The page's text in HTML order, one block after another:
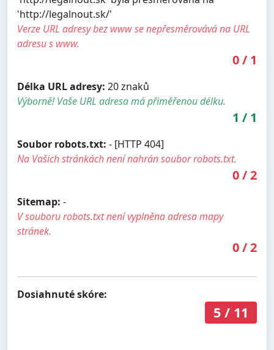
'http://legalnout.sk/'
Verze URL adresy bez www se nepřesměrovává na URL
adresu s www.
0/ 1
Délka URL adresy: 20 znaků
Výborně! Vaše URL adresa má přiměřenou délku.
1 / 1
Soubor robots.txt: - [HTTP 404]
Na Vašich stránkách není nahrán soubor robots.txt.
0/2
Sitemap: -
V souboru robots.txt není vyplněna adresa mapy
stránek.
0/2
Dosiahnuté skóre:
5/ 11